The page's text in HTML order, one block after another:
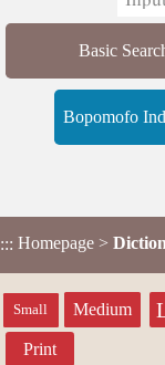
Basic
Bopomofo
::: Homepage >
Small Medium
Print